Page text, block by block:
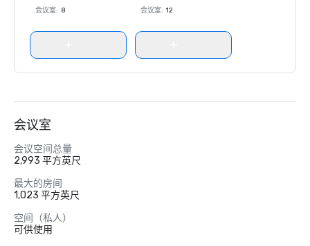
会议室: 8
会议室: 12
会议室
会议空间总量
2,993 平方英尺
最大的房间
1,023 平方英尺
空间（私人）
可供使用